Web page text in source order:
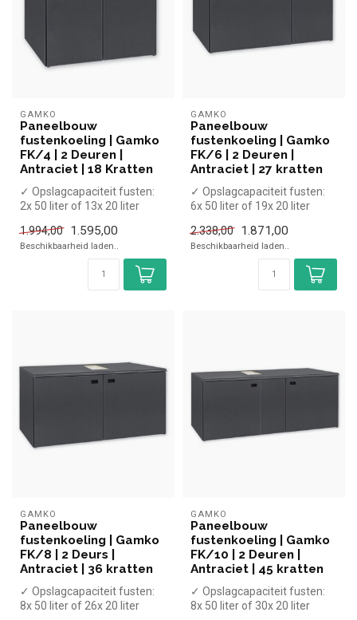
GAMKO
Paneelbouw
fustenkoeling | Gamko
FK/4 | 2 Deuren |
Antraciet | 18 Kratten
✓ Opslagcapaciteit fusten:
2x 50 liter of 13x 20 liter
1.994,00
1.595,00
Beschikbaarheid laden..
GAMKO
Paneelbouw
fustenkoeling | Gamko
FK/6 | 2 Deuren |
Antraciet | 27 kratten
✓ Opslagcapaciteit fusten:
6x 50 liter of 19x 20 liter
2.338,00
1.871,00
Beschikbaarheid laden..
GAMKO
Paneelbouw
fustenkoeling | Gamko
FK/8 | 2 Deurs |
Antraciet | 36 kratten
✓ Opslagcapaciteit fusten:
8x 50 liter of 26x 20 liter
GAMKO
Paneelbouw
fustenkoeling | Gamko
FK/10 | 2 Deuren |
Antraciet | 45 kratten
✓ Opslagcapaciteit fusten:
8x 50 liter of 30x 20 liter